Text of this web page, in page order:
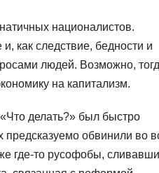
националистов.
как следствие, бедности и
людей. Возможно,
на капитализм.
делать?» был быстро
обвинили во
где-то русофобы,